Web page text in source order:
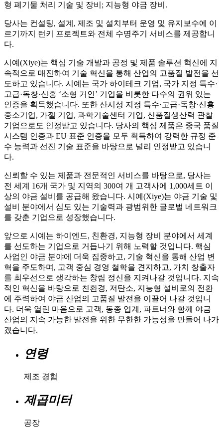
형 폐기물 처리 기술 및 장비; 지능형 야금 장비.
당사는 컨설팅, 설계, 제조 및 설치부터 운영 및 유지보수에 이
르기까지 턴키 프로젝트와 전체 수명주기 서비스를 제공합니
다.
시예(Xiye)는 핵심 기술 개발과 공정 및 제품 솔루션 혁신에 지
속적으로 매진하여 기술 혁신을 통해 산업의 고품질 발전을 선
도하고 있습니다. 시예는 국가 하이테크 기업, 국가 지정 특수·
고급·독창·신흥 ‘소형 거인’ 기업을 비롯한 다수의 권위 있는
인증을 획득했습니다. 또한 산시성 지정 특수·고급·독창·신흥
중소기업, 가젤 기업, 과학기술센터 기업, 신품질생산력 관찰
기업으로도 인정받고 있습니다. 당사의 핵심 제품은 중국 품질
시스템 인증과 EU 표준 인증을 모두 획득하여 강력한 규정 준
수 능력과 선진 기술 표준을 바탕으로 널리 인정받고 있습니
다.
신뢰할 수 있는 제품과 전문적인 서비스를 바탕으로, 당사는
전 세계 16개 국가 및 지역의 300여 개 고객사에 1,000세트 이
상의 야금 설비를 공급해 왔습니다. 시예(Xiye)는 야금 기술 및
설비 분야에서 심도 있는 기술력과 광범위한 글로벌 네트워크
를 갖춘 기업으로 성장했습니다.
앞으로 시예는 하이엔드, 친환경, 지능형 장비 분야에서 세계
를 선도하는 기업으로 거듭나기 위해 노력할 것입니다. 핵심
사업인 야금 분야에 더욱 집중하고, 기술 혁신을 통해 산업 변
혁을 주도하며, 고객 중심 경영 철학을 견지하고, 가치 창출자
를 최우선으로 생각하는 창립 정신을 지켜나갈 것입니다. 지속
적인 혁신을 바탕으로 친환경, 저탄소, 지능형 설비로의 전환
에 주력하여 야금 산업의 고품질 발전을 이끌어 나갈 것입니
다. 더욱 열린 마음으로 고객, 동종 업계, 파트너와 함께 야금
산업의 지속 가능한 발전을 위한 무한한 가능성을 만들어 나가
겠습니다.
연령
제조 경험
제곱미터
공장